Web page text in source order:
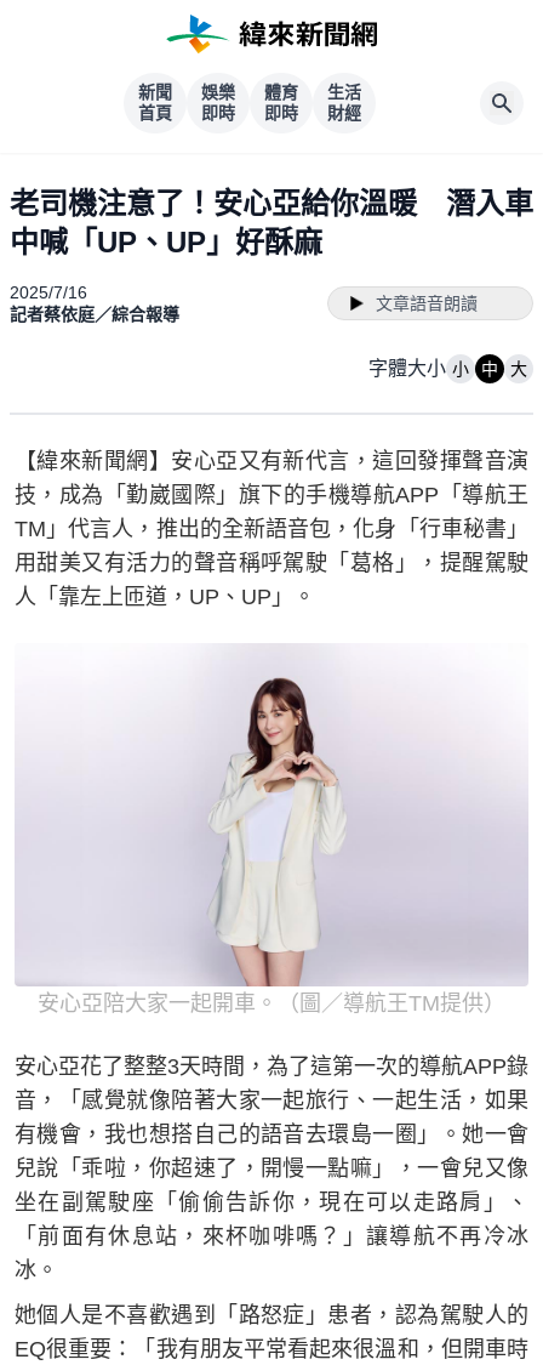
新聞
首頁
娛樂
即時
體育
即時
生活
財經
老司機注意了！安心亞給你溫暖 潛入車
中喊「UP、UP」好酥麻
2025/7/16
記者蔡依庭／綜合報導
文章語音朗讀
字體大小 小 中 大
【緯來新聞網】安心亞又有新代言，這回發揮聲音演
技，成為「勤崴國際」旗下的手機導航APP「導航王
TM」代言人，推出的全新語音包，化身「行車秘書」
用甜美又有活力的聲音稱呼駕駛「葛格」，提醒駕駛
人「靠左上匝道，UP、UP」。
安心亞陪大家一起開車。（圖／導航王TM提供）
安心亞花了整整3天時間，為了這第一次的導航APP錄
音，「感覺就像陪著大家一起旅行、一起生活，如果
有機會，我也想搭自己的語音去環島一圈」。她一會
兒說「乖啦，你超速了，開慢一點嘛」，一會兒又像
坐在副駕駛座「偷偷告訴你，現在可以走路肩」、
「前面有休息站，來杯咖啡嗎？」讓導航不再冷冰
冰。
她個人是不喜歡遇到「路怒症」患者，認為駕駛人的
EQ很重要：「我有朋友平常看起來很溫和，但開車時